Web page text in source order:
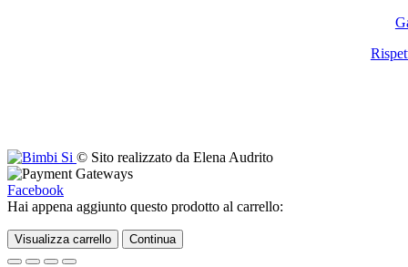
© Sito realizzato da Elena Audrito
Facebook
Hai appena aggiunto questo prodotto al carrello:
Visualizza carrello Continua